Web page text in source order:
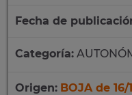
Fecha de
Categoría:
Origen: BOJA de 16/